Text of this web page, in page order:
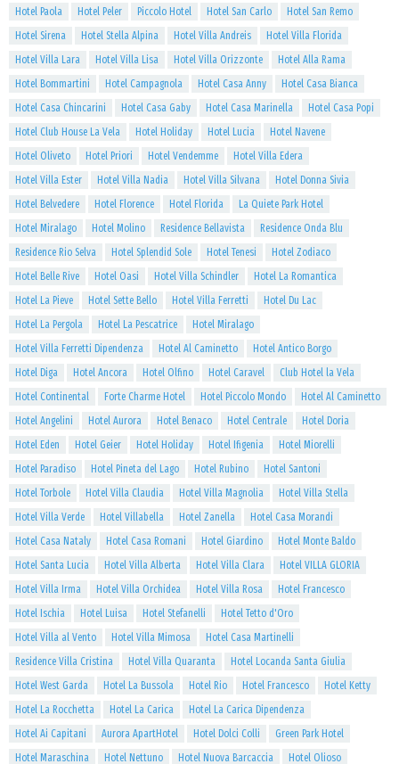
Hotel Paola
Hotel Peler Piccolo Hotel Hotel San Carlo
Hotel San Remo
Hotel Sirena
Hotel Stella Alpina Hotel Villa Andreis
Hotel Villa Florida
Hotel Villa Lara
Hotel Villa Lisa Hotel Villa Orizzonte
Hotel Alla Rama
Hotel Bommartini
Hotel Campagnola Hotel Casa Anny
Hotel Casa Bianca
Hotel Casa Chincarini
Hotel Casa Gaby Hotel Casa Marinella
Hotel Casa Popi
Hotel Club House La Vela
Hotel Holiday Hotel Lucia
Hotel Navene
Hotel Oliveto
Hotel Priori Hotel Vendemme
Hotel Villa Edera
Hotel Villa Ester
Hotel Villa Nadia Hotel Villa Silvana
Hotel Donna Sivia
Hotel Belvedere
Hotel Florence Hotel Florida
La Quiete Park Hotel
Hotel Miralago
Hotel Molino Residence Bellavista
Residence Onda Blu
Residence Rio Selva
Hotel Splendid Sole Hotel Tenesi
Hotel Zodiaco
Hotel Belle Rive
Hotel Oasi Hotel Villa Schindler
Hotel La Romantica
Hotel La Pieve
Hotel Sette Bello Hotel Villa Ferretti
Hotel Du Lac
Hotel La Pergola
Hotel La Pescatrice
Hotel Miralago
Hotel Villa Ferretti Dipendenza
Hotel Al Caminetto
Hotel Antico Borgo
Hotel Diga
Hotel Ancora Hotel Olfino Hotel Caravel
Club Hotel la Vela
Hotel Continental
Forte Charme Hotel Hotel Piccolo Mondo
Hotel Al Caminetto
Hotel Angelini
Hotel Aurora Hotel Benaco Hotel Centrale
Hotel Doria
Hotel Eden
Hotel Geier Hotel Holiday Hotel Ifigenia
Hotel Miorelli
Hotel Paradiso
Hotel Pineta del Lago Hotel Rubino
Hotel Santoni
Hotel Torbole
Hotel Villa Claudia Hotel Villa Magnolia
Hotel Villa Stella
Hotel Villa Verde
Hotel Villabella Hotel Zanella
Hotel Casa Morandi
Hotel Casa Nataly
Hotel Casa Romani Hotel Giardino
Hotel Monte Baldo
Hotel Santa Lucia
Hotel Villa Alberta Hotel Villa Clara
Hotel VILLA GLORIA
Hotel Villa Irma
Hotel Villa Orchidea Hotel Villa Rosa
Hotel Francesco
Hotel Ischia
Hotel Luisa Hotel Stefanelli
Hotel Tetto d'Oro
Hotel Villa al Vento
Hotel Villa Mimosa
Hotel Casa Martinelli
Residence Villa Cristina
Hotel Villa Quaranta
Hotel Locanda Santa Giulia
Hotel West Garda
Hotel La Bussola Hotel Rio Hotel Francesco
Hotel Ketty
Hotel La Rocchetta
Hotel La Carica
Hotel La Carica Dipendenza
Hotel Ai Capitani
Aurora ApartHotel Hotel Dolci Colli
Green Park Hotel
Hotel Maraschina
Hotel Nettuno Hotel Nuova Barcaccia Hotel Olioso